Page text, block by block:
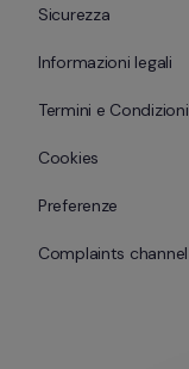
Sicurezza
Informazioni legali
Termini e Condizioni
Cookies
Preferenze
Complaints channel